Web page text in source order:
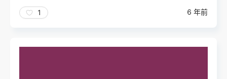
1 6 年前